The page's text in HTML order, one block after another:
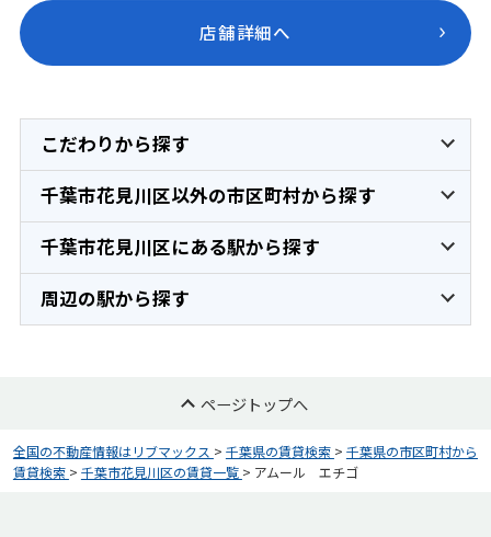
店舗詳細へ
こだわりから探す
千葉市花見川区以外の市区町村から探す
千葉市花見川区にある駅から探す
周辺の駅から探す
ページトップへ
全国の不動産情報はリブマックス > 千葉県の賃貸検索 > 千葉県の市区町村から
賃貸検索 > 千葉市花見川区の賃貸一覧 > アムール エチゴ